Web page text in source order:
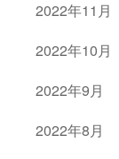
2022年11月
2022年10月
2022年9月
2022年8月